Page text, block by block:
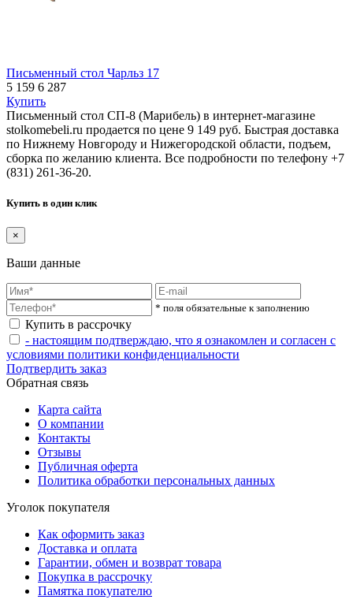
Письменный стол Чарльз 17
5 159 6 287
Купить
Письменный стол СП-8 (Марибель) в интернет-магазине
stolkomebeli.ru продается по цене 9 149 руб. Быстрая доставка
по Нижнему Новгороду и Нижегородской области, подъем,
сборка по желанию клиента. Все подробности по телефону +7
(831) 261-36-20.
Купить в один клик
×
Ваши данные
* поля обязательные к заполнению
Купить в рассрочку
- настоящим подтверждаю, что я ознакомлен и согласен с
условиями политики конфиденциальности
Подтвердить заказ
Обратная связь
Карта сайта
О компании
Контакты
Отзывы
Публичная оферта
Политика обработки персональных данных
Уголок покупателя
Как оформить заказ
Доставка и оплата
Гарантии, обмен и возврат товара
Покупка в рассрочку
Памятка покупателю